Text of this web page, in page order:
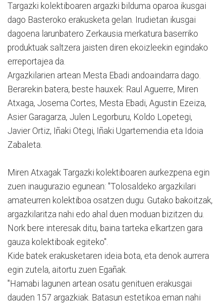
Targazki kolektiboaren argazki bilduma oparoa ikusgai
dago Basteroko erakusketa gelan. Irudietan ikusgai
dagoena larunbatero Zerkausia merkatura baserriko
produktuak saltzera jaisten diren ekoizleekin egindako
erreportajea da.
Argazkilarien artean Mesta Ebadi andoaindarra dago.
Berarekin batera, beste hauxek: Raul Aguerre, Miren
Atxaga, Josema Cortes, Mesta Ebadi, Agustin Ezeiza,
Asier Garagarza, Julen Legorburu, Koldo Lopetegi,
Javier Ortiz, Iñaki Otegi, Iñaki Ugartemendia eta Idoia
Zabaleta.
Miren Atxagak Targazki kolektiboaren aurkezpena egin
zuen inaugurazio egunean: "Tolosaldeko argazkilari
amateurren kolektiboa osatzen dugu. Gutako bakoitzak,
argazkilaritza nahi edo ahal duen moduan bizitzen du.
Nork bere interesak ditu, baina tarteka elkartzen gara
gauza kolektiboak egiteko".
Kide batek erakusketaren ideia bota, eta denok aurrera
egin zutela, aitortu zuen Egañak.
"Hamabi lagunen artean osatu genituen erakusgai
dauden 157 argazkiak. Batasun estetikoa eman nahi